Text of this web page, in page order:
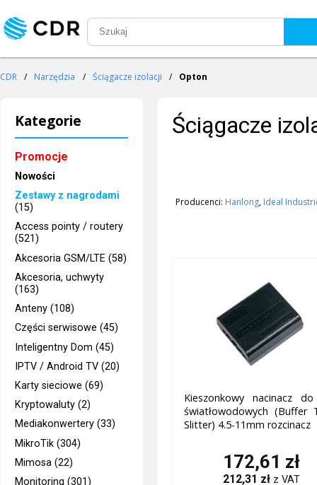
CDR / Narzędzia / Ściągacze izolacji / Opton
Kategorie
Promocje
Nowości
Zestawy z nagrodami
(15)
Access pointy / routery
(521)
Akcesoria GSM/LTE (58)
Akcesoria, uchwyty
(163)
Anteny (108)
Części serwisowe (45)
Inteligentny Dom (45)
IPTV / Android TV (20)
Karty sieciowe (69)
Kryptowaluty (2)
Mediakonwertery (33)
MikroTik (304)
Mimosa (22)
Monitoring (301)
Ściągacze
Producenci: Hanlong, Ideal
Kieszonkowy nacinacz
światłowodowych (Buffer
Slitter) 4.5-11mm rozcinacz
172,61 zł
212,31 zł z VAT